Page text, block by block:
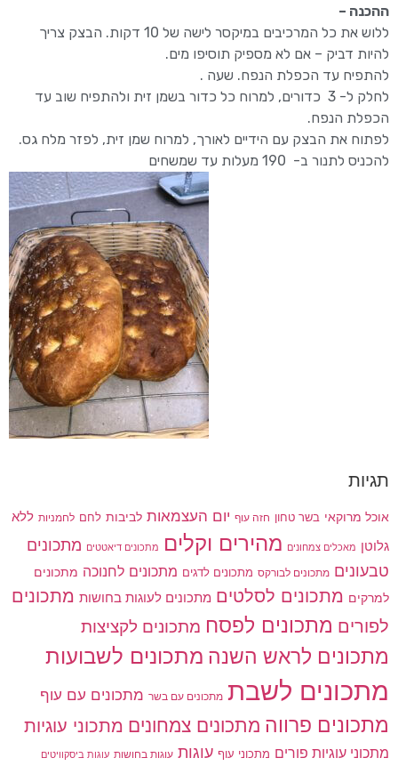
ההכנה –
ללוש את כל המרכיבים במיקסר לישה של 10 דקות. הבצק צריך
להיות דביק – אם לא מספיק תוסיפו מים.
להתפיח עד הכפלת הנפח. שעה .
לחלק ל- 3 כדורים, למרוח כל כדור בשמן זית ולהתפיח שוב עד
הכפלת הנפח.
לפתוח את הבצק עם הידיים לאורך, למרוח שמן זית, לפזר מלח גס.
להכניס לתנור ב- 190 מעלות עד שמשחים
תגיות
אוכל מרוקאי בשר טחון חזה עוף יום העצמאות לביבות לחם לחמניות ללא
גלוטן מאכלים צמחונים מהירים וקלים מתכונים דיאטטים מתכונים
טבעונים מתכונים לבורקס מתכונים לדגים מתכונים לחנוכה מתכונים
למרקים מתכונים לסלטים מתכונים לעוגות בחושות מתכונים
לפורים מתכונים לפסח מתכונים לקציצות
מתכונים לראש השנה מתכונים לשבועות
מתכונים לשבת מתכונים עם בשר מתכונים עם עוף
מתכונים פרווה מתכונים צמחונים מתכוני עוגיות
מתכוני עוגיות פורים מתכוני עוף עוגות עוגות בחושות עוגות ביסקוויטים